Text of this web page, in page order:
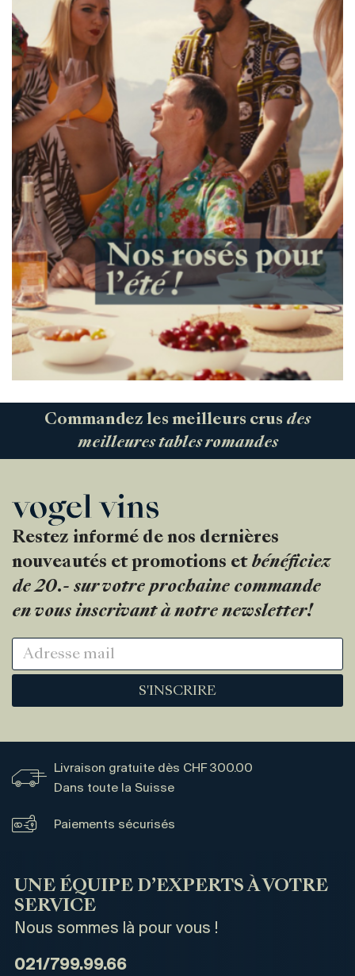
Commandez les meilleurs crus des
meilleures tables romandes
Restez informé de nos dernières
nouveautés et promotions et bénéficiez
de 20.- sur votre prochaine commande
en vous inscrivant à notre newsletter!
S'INSCRIRE
Livraison gratuite dès CHF 300.00
Dans toute la Suisse
Paiements sécurisés
UNE ÉQUIPE D’EXPERTS À VOTRE
SERVICE
Nous sommes là pour vous !
021/799.99.66